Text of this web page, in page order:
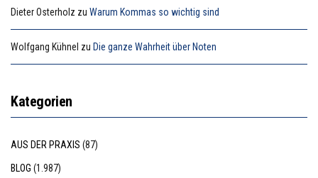
Dieter Osterholz zu Warum Kommas so wichtig sind
Wolfgang Kühnel zu Die ganze Wahrheit über Noten
Kategorien
AUS DER PRAXIS (87)
BLOG (1.987)